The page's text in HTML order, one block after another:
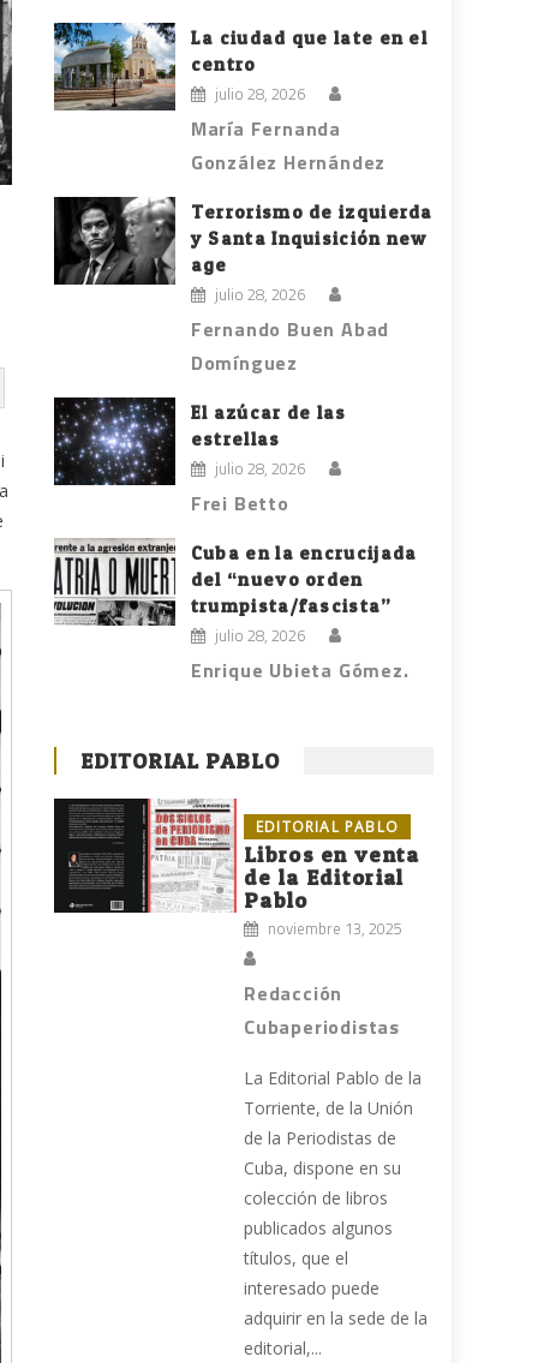
La ciudad que late en el
centro
julio 28, 2026
María Fernanda
González Hernández
Terrorismo de izquierda
y Santa Inquisición new
age
julio 28, 2026
Fernando Buen Abad
Domínguez
El azúcar de las
estrellas
julio 28, 2026
Frei Betto
Cuba en la encrucijada
del “nuevo orden
trumpista/fascista”
julio 28, 2026
Enrique Ubieta Gómez.
EDITORIAL PABLO
EDITORIAL PABLO
Libros en venta
de la Editorial
Pablo
noviembre 13, 2025
Redacción
Cubaperiodistas
La Editorial Pablo de la
Torriente, de la Unión
de la Periodistas de
Cuba, dispone en su
colección de libros
publicados algunos
títulos, que el
interesado puede
adquirir en la sede de la
editorial,...